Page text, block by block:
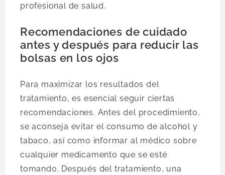
profesional de salud.
Recomendaciones de cuidado
antes y después para reducir las
bolsas en los ojos
Para maximizar los resultados del
tratamiento, es esencial seguir ciertas
recomendaciones. Antes del procedimiento,
se aconseja evitar el consumo de alcohol y
tabaco, así como informar al médico sobre
cualquier medicamento que se esté
tomando. Después del tratamiento, una